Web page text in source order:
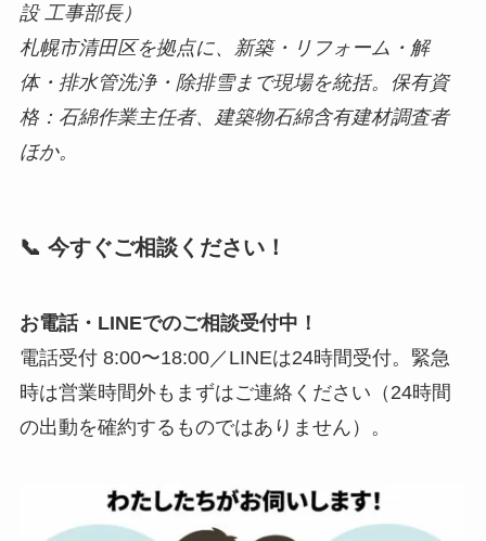
設 工事部長）
札幌市清田区を拠点に、新築・リフォーム・解
体・排水管洗浄・除排雪まで現場を統括。保有資
格：石綿作業主任者、建築物石綿含有建材調査者
ほか。
📞 今すぐご相談ください！
お電話・LINEでのご相談受付中！
電話受付 8:00〜18:00／LINEは24時間受付。緊急
時は営業時間外もまずはご連絡ください（24時間
の出動を確約するものではありません）。